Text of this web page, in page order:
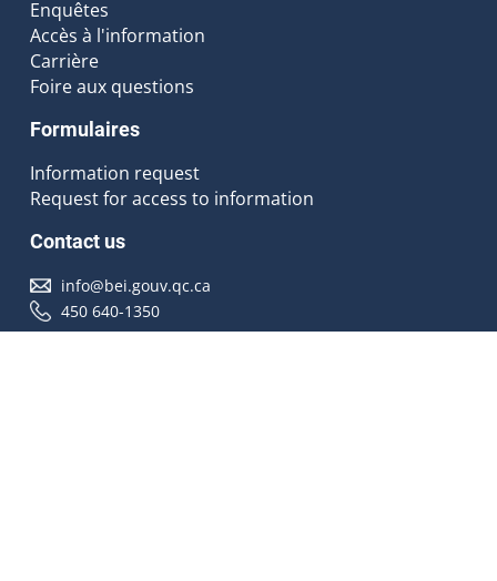
Enquêtes
Accès à l'information
Carrière
Foire aux questions
Formulaires
Information request
Request for access to information
Contact us
info@bei.gouv.qc.ca
450 640-1350